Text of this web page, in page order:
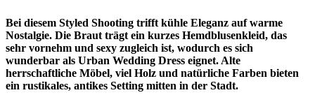
Bei diesem Styled Shooting trifft kühle Eleganz auf warme
Nostalgie. Die Braut trägt ein kurzes Hemdblusenkleid, das
sehr vornehm und sexy zugleich ist, wodurch es sich
wunderbar als Urban Wedding Dress eignet. Alte
herrschaftliche Möbel, viel Holz und natürliche Farben bieten
ein rustikales, antikes Setting mitten in der Stadt.